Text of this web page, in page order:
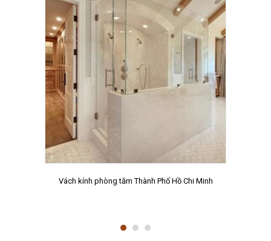
Vách kính phòng tắm Thành Phố Hồ Chi Minh